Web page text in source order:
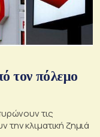
τον πόλεμο
τις
την κλιματική ζημιά